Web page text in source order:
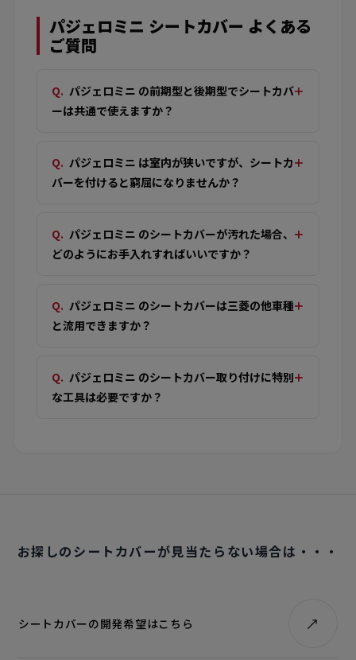
パジェロミニ シートカバー よくある
ご質問
パジェロミニ の前期型と後期型でシートカバ
ーは共通で使えますか？
パジェロミニ は室内が狭いですが、シートカ
バーを付けると窮屈になりませんか？
パジェロミニ のシートカバーが汚れた場合、
どのようにお手入れすればいいですか？
パジェロミニ のシートカバーは三菱の他車種
と流用できますか？
パジェロミニ のシートカバー取り付けに特別
な工具は必要ですか？
お探しのシートカバーが見当たらない場合は・・・
シートカバーの開発希望はこちら